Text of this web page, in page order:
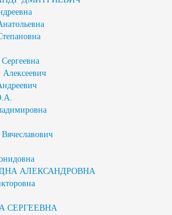
АЛЕКСАНДРОВНА
СЕРГЕЕВНА